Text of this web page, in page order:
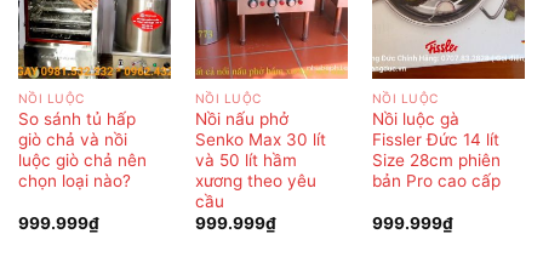
NỒI LUỘC
So sánh tủ hấp
giò chả và nồi
luộc giò chả nên
chọn loại nào?
999.999₫
NỒI LUỘC
Nồi nấu phở
Senko Max 30 lít
và 50 lít hầm
xương theo yêu
cầu
999.999₫
NỒI LUỘC
Nồi luộc gà
Fissler Đức 14 lít
Size 28cm phiên
bản Pro cao cấp
999.999₫